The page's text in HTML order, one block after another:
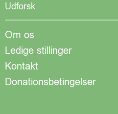
Udforsk
Om os
Ledige stillinger
Kontakt
Donationsbetingelser